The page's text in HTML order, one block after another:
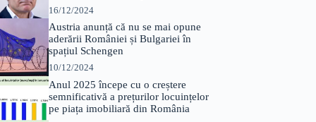
16/12/2024
Austria anunță că nu se mai opune
aderării României și Bulgariei în
spațiul Schengen
10/12/2024
Anul 2025 începe cu o creștere
semnificativă a prețurilor locuințelor
pe piața imobiliară din România